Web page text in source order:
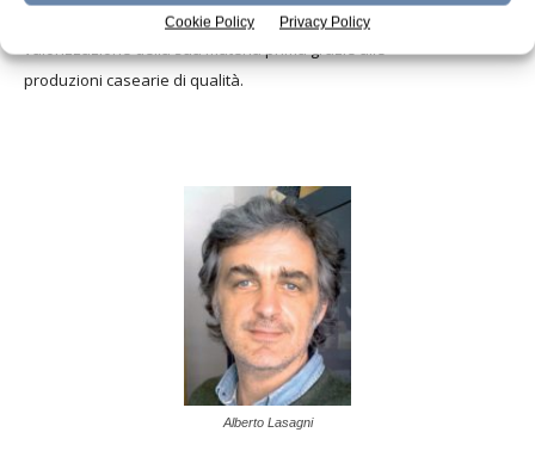
Cookie Policy Privacy Policy
del 16% in Europa e “solo” dell’8% inItalia, forte della
valorizzazione dellasua materia prima grazie alle
produzioni casearie di qualità.
Alberto Lasagni